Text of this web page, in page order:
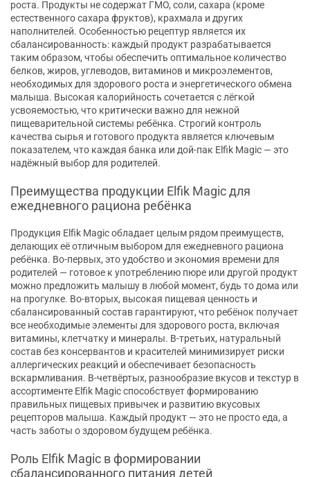
роста. Продукты не содержат ГМО, соли, сахара (кроме
естественного сахара фруктов), крахмала и других
наполнителей. Особенностью рецептур является их
сбалансированность: каждый продукт разрабатывается
таким образом, чтобы обеспечить оптимальное количество
белков, жиров, углеводов, витаминов и микроэлементов,
необходимых для здорового роста и энергетического обмена
малыша. Высокая калорийность сочетается с лёгкой
усвояемостью, что критически важно для нежной
пищеварительной системы ребёнка. Строгий контроль
качества сырья и готового продукта является ключевым
показателем, что каждая банка или дой-пак Elfik Magic — это
надёжный выбор для родителей.
Преимущества продукции Elfik Magic для
ежедневного рациона ребёнка
Продукция Elfik Magic обладает целым рядом преимуществ,
делающих её отличным выбором для ежедневного рациона
ребёнка. Во-первых, это удобство и экономия времени для
родителей — готовое к употреблению пюре или другой продукт
можно предложить малышу в любой момент, будь то дома или
на прогулке. Во-вторых, высокая пищевая ценность и
сбалансированный состав гарантируют, что ребёнок получает
все необходимые элементы для здорового роста, включая
витамины, клетчатку и минералы. В-третьих, натуральный
состав без консервантов и красителей минимизирует риски
аллергических реакций и обеспечивает безопасность
вскармливания. В-четвёртых, разнообразие вкусов и текстур в
ассортименте Elfik Magic способствует формированию
правильных пищевых привычек и развитию вкусовых
рецепторов малыша. Каждый продукт — это не просто еда, а
часть заботы о здоровом будущем ребёнка.
Роль Elfik Magic в формировании
сбалансированного питания детей